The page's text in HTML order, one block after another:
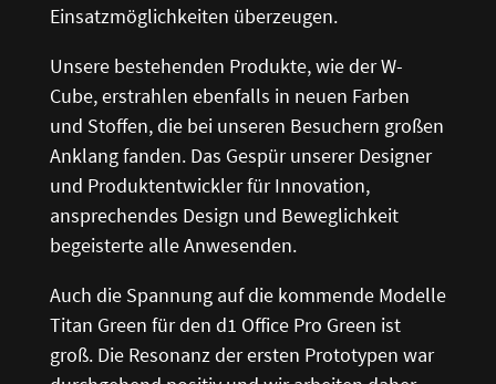
Einsatzmöglichkeiten überzeugen.
Unsere bestehenden Produkte, wie der W-
Cube, erstrahlen ebenfalls in neuen Farben
und Stoffen, die bei unseren Besuchern großen
Anklang fanden. Das Gespür unserer Designer
und Produktentwickler für Innovation,
ansprechendes Design und Beweglichkeit
begeisterte alle Anwesenden.
Auch die Spannung auf die kommende Modelle
Titan Green für den d1 Office Pro Green ist
groß. Die Resonanz der ersten Prototypen war